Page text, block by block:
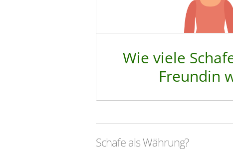
Wie viele
Freundin
Schafe als Währung?